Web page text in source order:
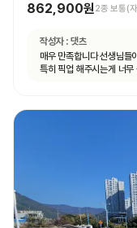
862,900원2종 보통(
작성자 : 댓츠
매우 만족합니다 선생님들
특히 픽업 해주시는게 너무